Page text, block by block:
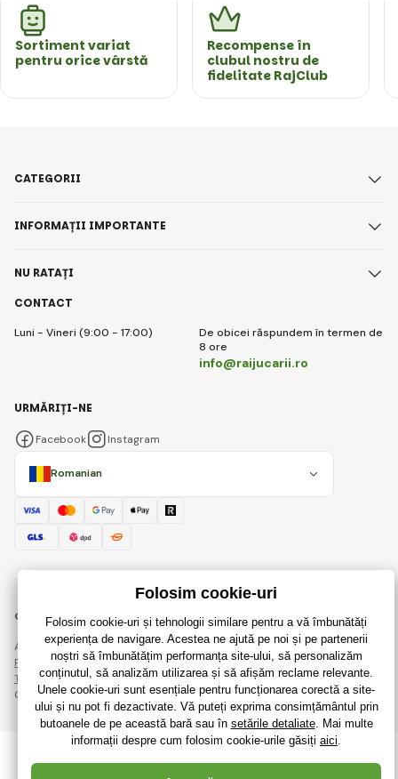
Sortiment variat
pentru orice vârstă
Recompense în
clubul nostru de
fidelitate RajClub
CONTACT
Luni - Vineri (9:00 - 17:00)
De obicei răspundem în termen de
8 ore
info@raijucarii.ro
CATEGORII
INFORMAȚII IMPORTANTE
NU RATAȚI
Romanian
URMĂRIȚI-NE
Facebook Instagram
© 2018 - 2026 RaiJucării.ro, Toate drepturile rezervate
Această pagină este protejată prin reCAPTCHA și se aplică
Regulile de protecție a datelor personalecompaniile Google și ale lor
Termeni și condiții.
Crearea de magazine online eficiente de laRIESENIA